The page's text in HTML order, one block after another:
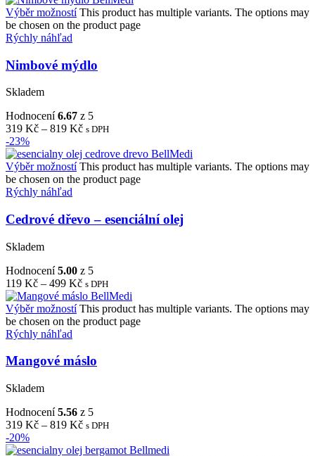
Výběr možností This product has multiple variants. The options may
be chosen on the product page
Rýchly náhľad
Nimbové mýdlo
Skladem
Hodnocení6.67 z 5
319 Kč – 819 Kč s DPH
-23%
Výběr možností This product has multiple variants. The options may
be chosen on the product page
Rýchly náhľad
Cedrové dřevo – esenciální olej
Skladem
Hodnocení5.00 z 5
119 Kč – 499 Kč s DPH
Výběr možností This product has multiple variants. The options may
be chosen on the product page
Rýchly náhľad
Mangové máslo
Skladem
Hodnocení5.56 z 5
319 Kč – 819 Kč s DPH
-20%